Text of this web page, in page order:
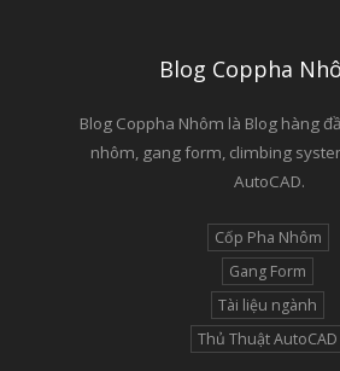
Blog Coppha
Blog Coppha Nhôm là Blog hàng
nhôm, gang form, climbing
AutoCAD.
Cốp Pha Nhôm
Gang Form
Tài liệu ngành
Thủ Thuật AutoCAD